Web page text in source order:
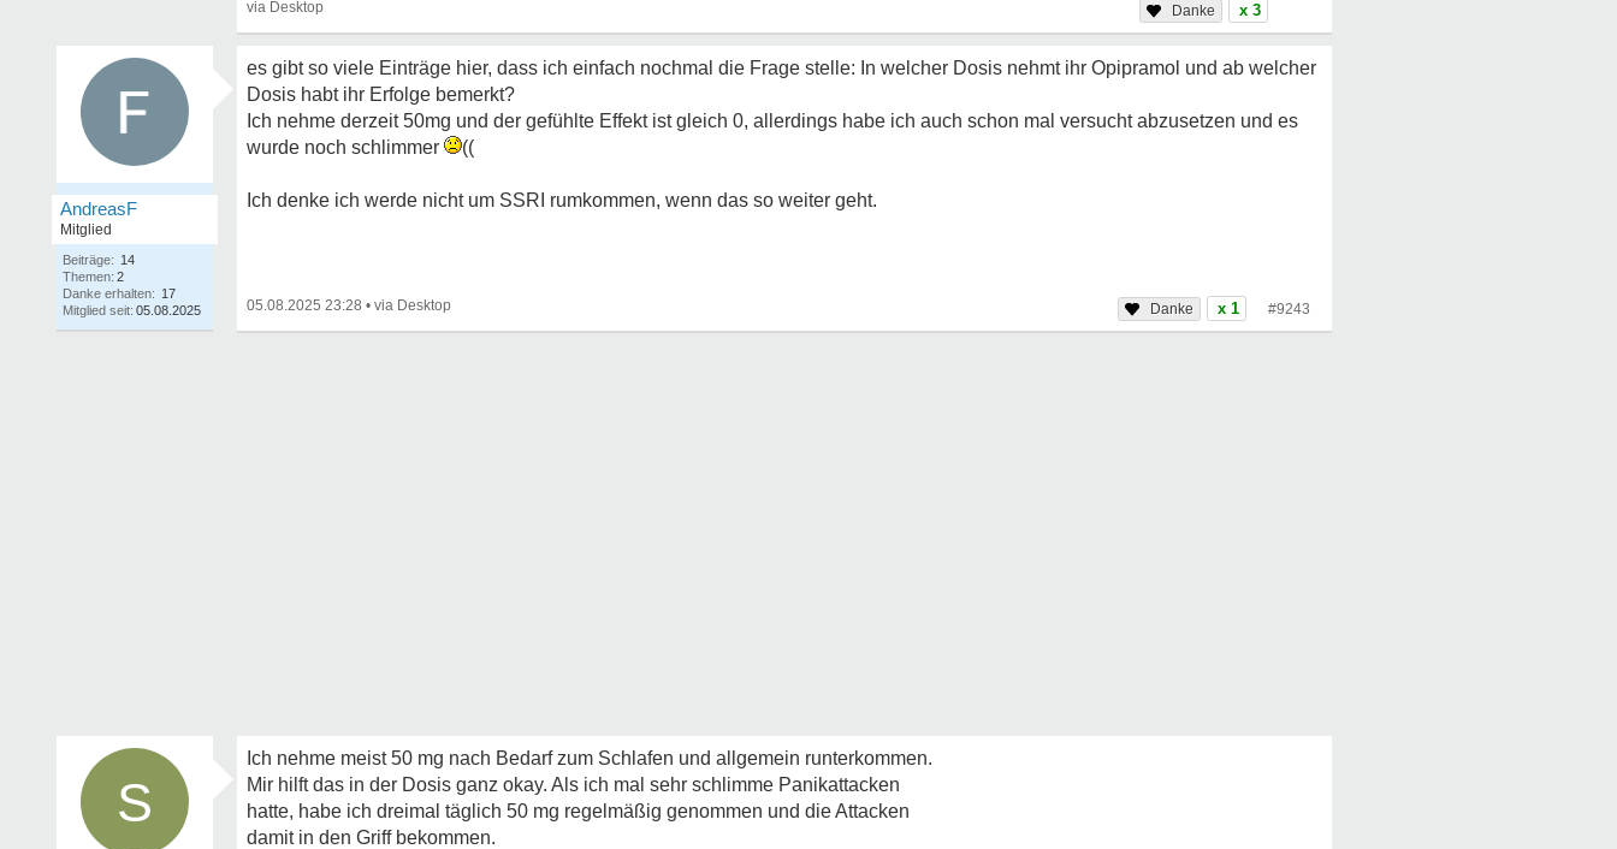
x 3
AndreasF
Mitglied
Beiträge: 14
Themen: 2
Danke erhalten: 17
Mitglied seit: 05.08.2025
es gibt so viele Einträge hier, dass ich einfach nochmal die Frage stelle: In welcher Dosis nehmt ihr Opipramol und ab welcher
Dosis habt ihr Erfolge bemerkt?
Ich nehme derzeit 50mg und der gefühlte Effekt ist gleich 0, allerdings habe ich auch schon mal versucht abzusetzen und es
wurde noch schlimmer
((
Ich denke ich werde nicht um SSRI rumkommen, wenn das so weiter geht.
05.08.2025 23:28 • x 1 #9243
S
Ich nehme meist 50 mg nach Bedarf zum Schlafen und allgemein runterkommen.
Mir hilft das in der Dosis ganz okay. Als ich mal sehr schlimme Panikattacken
hatte, habe ich dreimal täglich 50 mg regelmäßig genommen und die Attacken
damit in den Griff bekommen.